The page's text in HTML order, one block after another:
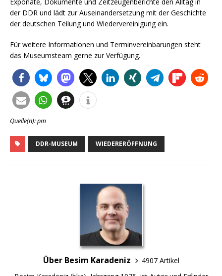
der DDR und lädt zur Auseinandersetzung mit der Geschichte
der deutschen Teilung und Wiedervereinigung ein.
Für weitere Informationen und Terminvereinbarungen steht
das Museumsteam gerne zur Verfügung.
Quelle(n): pm
DDR-MUSEUM WIEDERERÖFFNUNG
Über Besim Karadeniz
4907 Artikel